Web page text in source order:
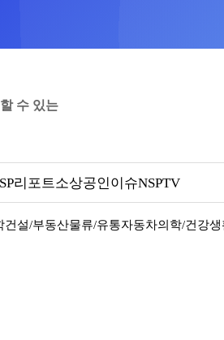
수 있는
리포트소상공인이슈NSPTV
건설/부동산물류/유통자동차의학/건강생